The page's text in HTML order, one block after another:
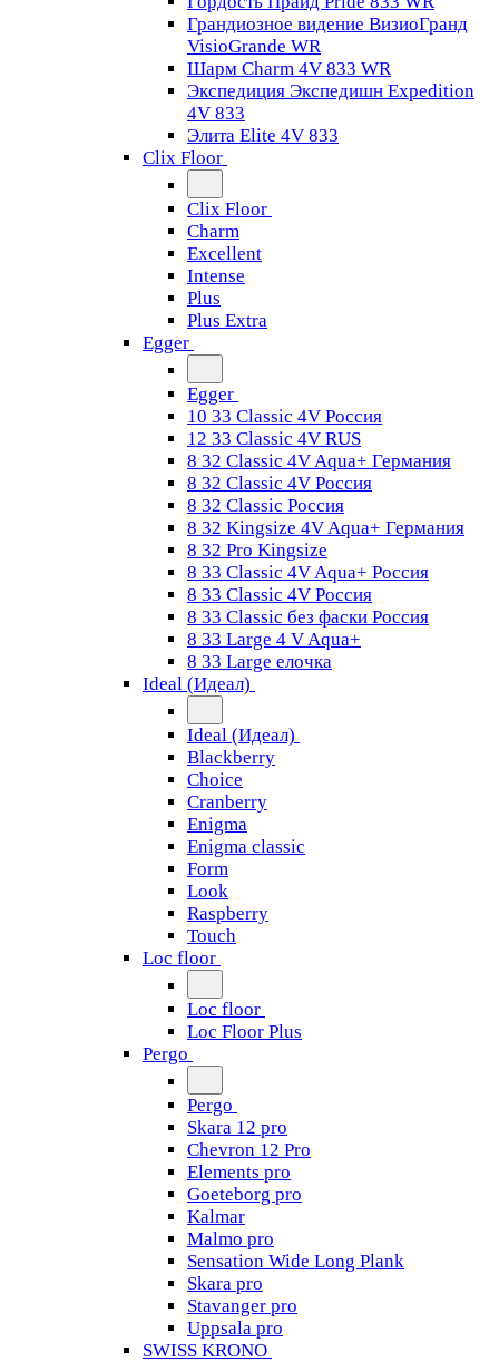
Грандиозное видение ВизиоГранд
VisioGrande WR
Шарм Charm 4V 833 WR
Экспедиция Экспедишн Expedition
4V 833
Элита Elite 4V 833
Clix Floor
Clix Floor
Charm
Excellent
Intense
Plus
Plus Extra
Egger
Egger
10 33 Classic 4V Россия
12 33 Classic 4V RUS
8 32 Classic 4V Aqua+ Германия
8 32 Classic 4V Россия
8 32 Classic Россия
8 32 Kingsize 4V Aqua+ Германия
8 32 Pro Kingsize
8 33 Classic 4V Aqua+ Россия
8 33 Classic 4V Россия
8 33 Classic без фаски Россия
8 33 Large 4 V Aqua+
8 33 Large елочка
Ideal (Идеал)
Ideal (Идеал)
Blackberry
Choice
Cranberry
Enigma
Enigma classic
Form
Look
Raspberry
Touch
Loc floor
Loc floor
Loc Floor Plus
Pergo
Pergo
Skara 12 pro
Chevron 12 Pro
Elements pro
Goeteborg pro
Kalmar
Malmo pro
Sensation Wide Long Plank
Skara pro
Stavanger pro
Uppsala pro
SWISS KRONO